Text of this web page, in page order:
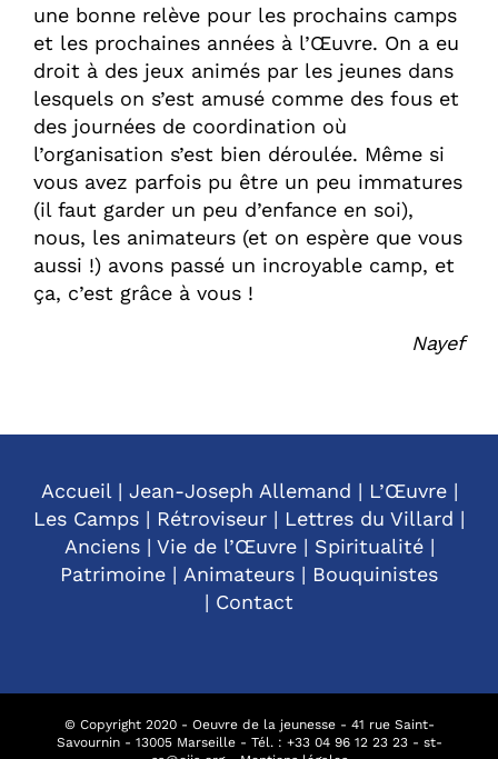
une bonne relève pour les prochains camps
et les prochaines années à l’Œuvre. On a eu
droit à des jeux animés par les jeunes dans
lesquels on s’est amusé comme des fous et
des journées de coordination où
l’organisation s’est bien déroulée. Même si
vous avez parfois pu être un peu immatures
(il faut garder un peu d’enfance en soi),
nous, les animateurs (et on espère que vous
aussi !) avons passé un incroyable camp, et
ça, c’est grâce à vous !
Nayef
Accueil| Jean-Joseph Allemand | L’Œuvre|
Les Camps | Rétroviseur | Lettres du Villard |
Anciens| Vie de l’Œuvre| Spiritualité|
Patrimoine | Animateurs | Bouquinistes
| Contact
© Copyright 2020 - Oeuvre de la jeunesse - 41 rue Saint-
Savournin - 13005 Marseille - Tél. : +33 04 96 12 23 23- st-